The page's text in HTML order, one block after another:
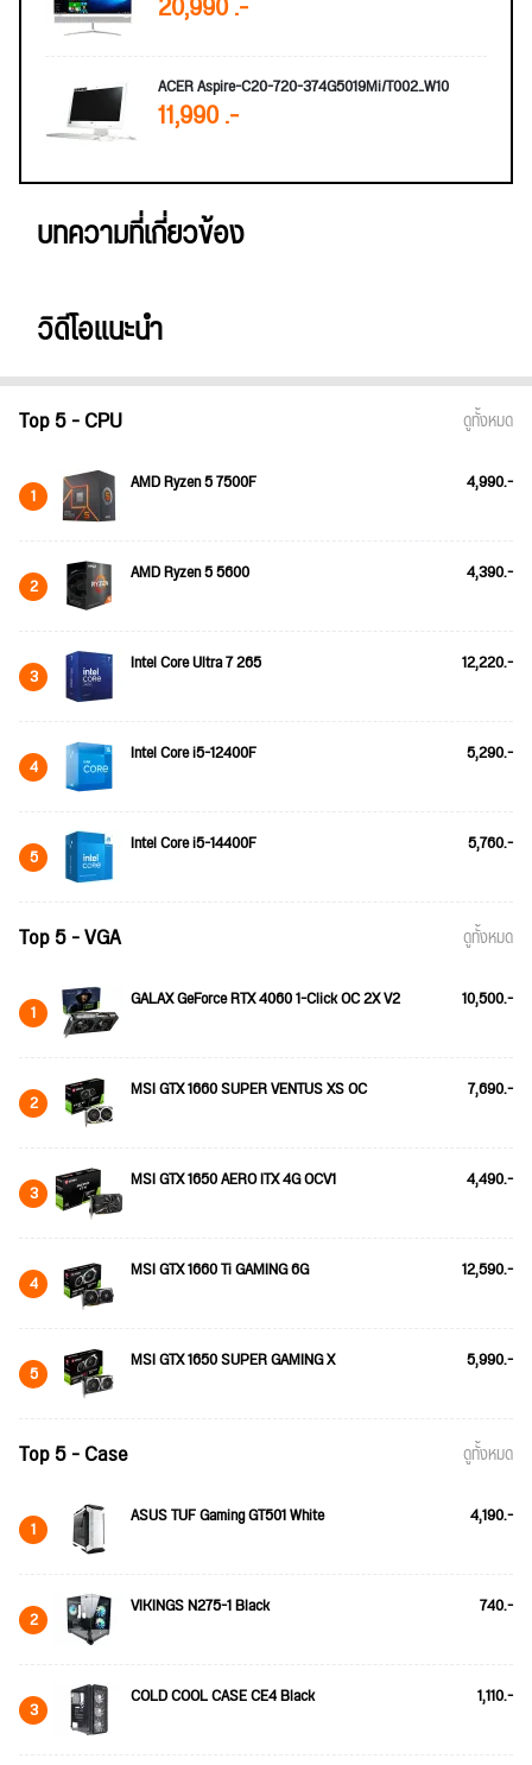
ACER Aspire-C20-720-374G5019Mi/T002_W10
11,990 .-
บทความที่เกี่ยวข้อง
วิดีโอแนะนำ
Top 5 - CPU ดูทั้งหมด
1 AMD Ryzen 5 7500F 4,990.-
2 AMD Ryzen 5 5600 4,390.-
3 Intel Core Ultra 7 265 12,220.-
4 Intel Core i5-12400F 5,290.-
5 Intel Core i5-14400F 5,760.-
Top 5 - VGA ดูทั้งหมด
1 GALAX GeForce RTX 4060 1-Click OC 2X V2 10,500.-
2 MSI GTX 1660 SUPER VENTUS XS OC 7,690.-
3 MSI GTX 1650 AERO ITX 4G OCV1 4,490.-
4 MSI GTX 1660 Ti GAMING 6G 12,590.-
5 MSI GTX 1650 SUPER GAMING X 5,990.-
Top 5 - Case ดูทั้งหมด
1 ASUS TUF Gaming GT501 White 4,190.-
2 VIKINGS N275-1 Black 740.-
3 COLD COOL CASE CE4 Black 1,110.-